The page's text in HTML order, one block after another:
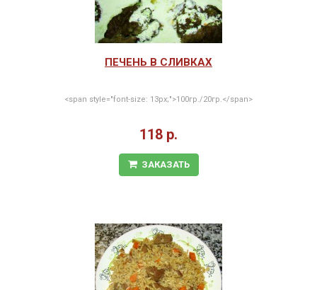
ПЕЧЕНЬ В СЛИВКАХ
<span style="font-size: 13px;">100гр./20гр.</span>
118 р.
ЗАКАЗАТЬ